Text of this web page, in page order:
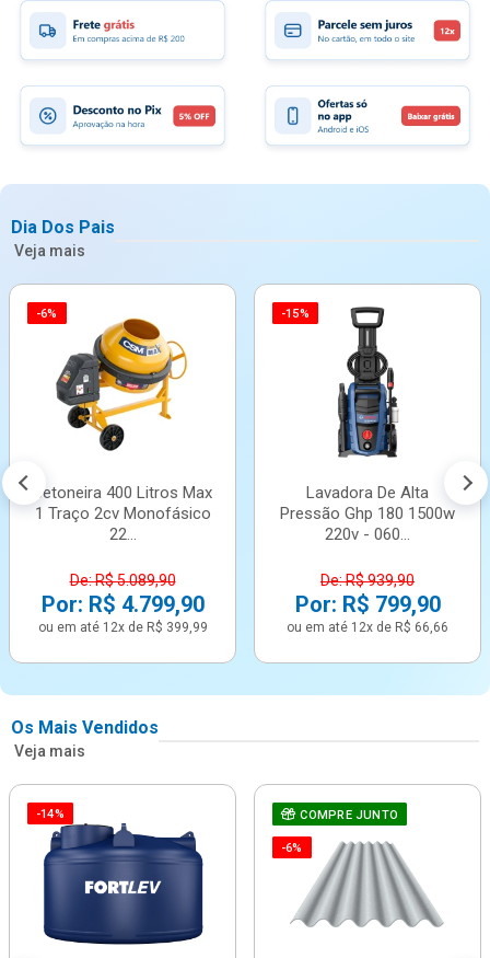
Dia Dos Pais
Veja mais
-6%
Betoneira 400 Litros Max
1 Traço 2cv Monofásico
22...
De: R$ 5.089,90
Por: R$ 4.799,90
ou em até 12x de R$ 399,99
-15%
Lavadora De Alta
Pressão Ghp 180 1500w
220v - 060...
De: R$ 939,90
Por: R$ 799,90
ou em até 12x de R$ 66,66
Os Mais Vendidos
Veja mais
-14% COMPRE JUNTO
-6%